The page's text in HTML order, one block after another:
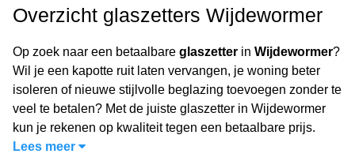
Overzicht glaszetters Wijdewormer
Op zoek naar een betaalbare glaszetter in Wijdewormer?
Wil je een kapotte ruit laten vervangen, je woning beter
isoleren of nieuwe stijlvolle beglazing toevoegen zonder te
veel te betalen? Met de juiste glaszetter in Wijdewormer
kun je rekenen op kwaliteit tegen een betaalbare prijs.
Lees meer